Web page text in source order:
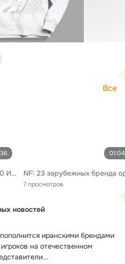
Все
В России появятся около 20 Иранских брендов одежды в 2023 году — УтроМ24
01:04
7 просмотров
новостей
иранскими брендами
на отечественном